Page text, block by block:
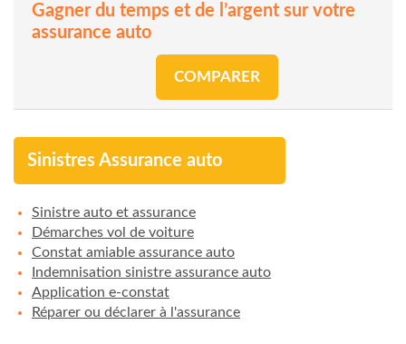
Gagner du temps et de l’argent sur votre
assurance auto
COMPARER
Sinistres Assurance auto
Sinistre auto et assurance
Démarches vol de voiture
Constat amiable assurance auto
Indemnisation sinistre assurance auto
Application e-constat
Réparer ou déclarer à l'assurance